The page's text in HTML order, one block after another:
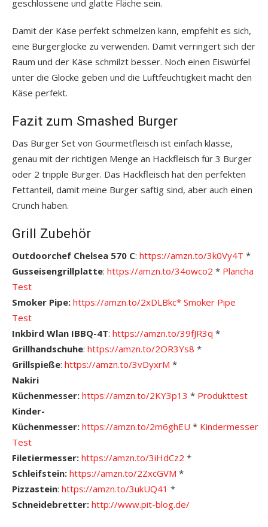
geschlossene und glatte Fläche sein.
Damit der Käse perfekt schmelzen kann, empfehlt es sich,
eine Burgerglocke zu verwenden. Damit verringert sich der
Raum und der Käse schmilzt besser. Noch einen Eiswürfel
unter die Glocke geben und die Luftfeuchtigkeit macht den
Käse perfekt.
Fazit zum Smashed Burger
Das Burger Set von Gourmetfleisch ist einfach klasse,
genau mit der richtigen Menge an Hackfleisch für 3 Burger
oder 2 tripple Burger. Das Hackfleisch hat den perfekten
Fettanteil, damit meine Burger saftig sind, aber auch einen
Crunch haben.
Grill Zubehör
Outdoorchef Chelsea 570 C: https://amzn.to/3k0Vy4T *
Gusseisengrillplatte: https://amzn.to/34owco2 * Plancha
Test
Smoker Pipe: https://amzn.to/2xDLBkc* Smoker Pipe
Test
Inkbird Wlan IBBQ-4T: https://amzn.to/39fJR3q *
Grillhandschuhe: https://amzn.to/2OR3Ys8 *
Grillspieße: https://amzn.to/3vDyxrM *
Nakiri
Küchenmesser: https://amzn.to/2KY3p13 * Produkttest
Kinder-
Küchenmesser: https://amzn.to/2m6ghEU * Kindermesser
Test
Filetiermesser: https://amzn.to/3iHdCz2 *
Schleifstein: https://amzn.to/2ZxcGVM *
Pizzastein: https://amzn.to/3ukUQ41 *
Schneidebretter: http://www.pit-blog.de/